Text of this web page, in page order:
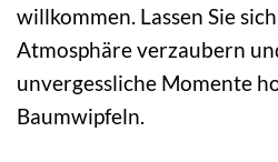
willkommen. Lassen Sie
Atmosphäre verzaubern
unvergessliche Momente
Baumwipfeln.